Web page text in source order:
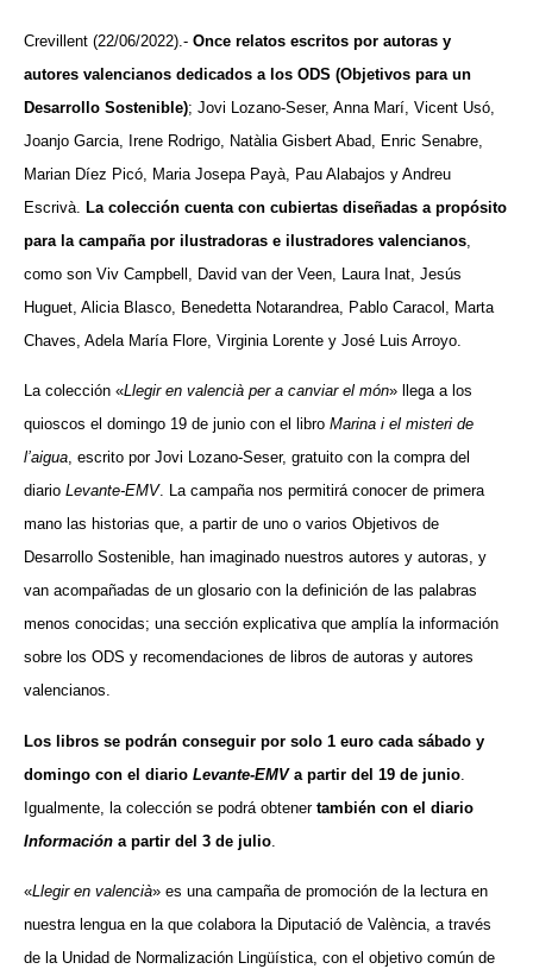
Crevillent (22/06/2022).- Once relatos escritos por autoras y
autores valencianos dedicados a los ODS (Objetivos para un
Desarrollo Sostenible); Jovi Lozano-Seser, Anna Marí, Vicent Usó,
Joanjo Garcia, Irene Rodrigo, Natàlia Gisbert Abad, Enric Senabre,
Marian Díez Picó, Maria Josepa Payà, Pau Alabajos y Andreu
Escrivà
La colección cuenta con cubiertas diseñadas a propósito
para la campaña por ilustradoras e ilustradores valencianos
como son Viv Campbell, David van der Veen, Laura Inat, Jesús
Huguet, Alicia Blasco, Benedetta Notarandrea, Pablo Caracol, Marta
Chaves, Adela María Flore, Virginia Lorente y José Luis Arroyo
La colección «Llegir en valencià per a canviar el món» llega a los
quioscos el domingo 19 de junio con el libro Marina i el misteri de
l’aigua, escrito por Jovi Lozano-Seser, gratuito con la compra del
diario Levante-EMV. La campaña nos permitirá conocer de primera
mano las historias que, a partir de uno o varios Objetivos de
Desarrollo Sostenible, han imaginado nuestros autores y autoras, y
van acompañadas de un glosario con la definición de las palabras
menos conocidas; una sección explicativa que amplía la información
sobre los ODS y recomendaciones de libros de autoras y autores
valencianos.
Los libros se podrán conseguir por solo 1 euro cada sábado y
domingo con el diario Levante-EMVa partir del 19 de junio
Igualmente, la colección se podrá obtener también con el diario
Información a partir del 3 de julio
«Llegir en valencià» es una campaña de promoción de la lectura en
nuestra lengua en la que colabora la Diputació de València, a través
de la Unidad de Normalización Lingüística, con el objetivo común de